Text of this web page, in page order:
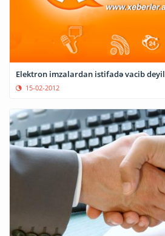
Elektron imzalardan istifadə vacib deyil
15-02-2012